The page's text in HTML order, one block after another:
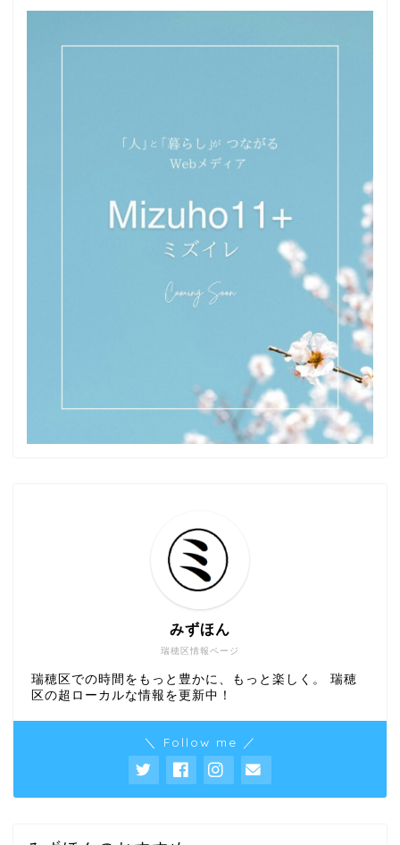
瑞穂区情報ページ
みずほん
瑞穂区での時間をもっと豊かに、もっと楽しく。 瑞穂
区の超ローカルな情報を更新中！
＼ Follow me ／